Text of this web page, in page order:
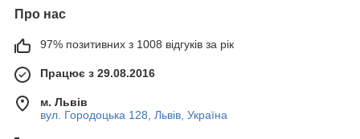
Про нас
97% позитивних з 1008 відгуків за рік
Працює з 29.08.2016
м. Львів
вул. Городоцька 128, Львів, Україна